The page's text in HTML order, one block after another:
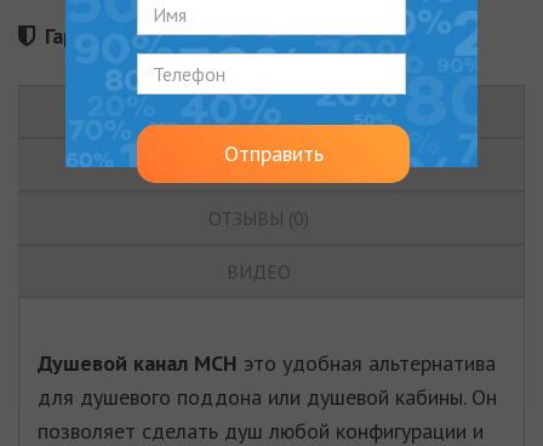
Гарантия 36 месяцев
ОПИСАНИЕ
ХАРАКТЕРИСТИКИ
ОТЗЫВЫ (0)
ВИДЕО
Душевой канал МСН это удобная альтернатива
для душевого поддона или душевой кабины. Он
позволяет сделать душ любой конфигурации и
Отправить